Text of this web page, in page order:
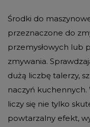
Środki do
przeznaczone do
przemysłowych lub
zmywania.
dużą liczbę talerzy,
naczyń
liczy się nie tylko
powtarzalny efekt,